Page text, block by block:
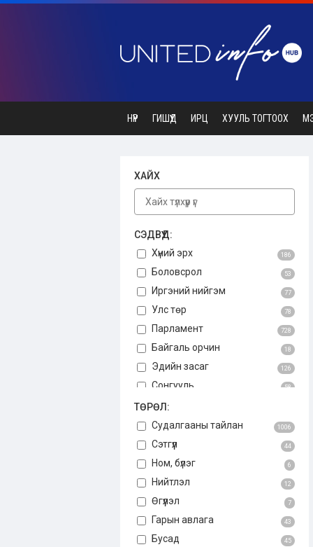
НҮҮР ГИШҮҮД ИРЦ ХУУЛЬ ТОГТООХ
ХАЙХ
СЭДВҮҮД:
Хүний эрх
186
Боловсрол 53
Иргэний нийгэм 77
Улс төр 78
Парламент 728
Байгаль орчин 18
Эдийн засаг 126
Сонгууль 58
Авлига
Үндсэн хууль 3
Бусад 34
ТӨРӨЛ:
Судалгааны тайлан
1006
Сэтгүүл 44
Ном, бүлэг 6
Нийтлэл 12
Өгүүлэл 7
Гарын авлага 43
Бусад 45